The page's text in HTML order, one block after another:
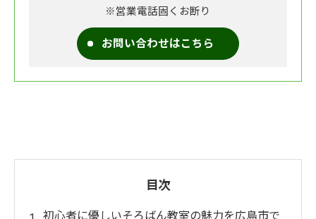
※営業電話固くお断り
お問い合わせはこちら
目次
初心者に優しいそろばん教室の魅力を広島市で